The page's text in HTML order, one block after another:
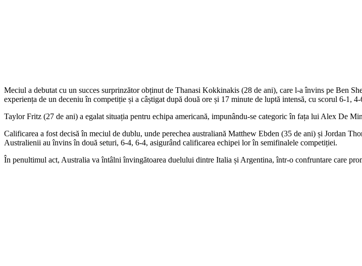
Meciul a debutat cu un succes surprinzător obținut de Thanasi Kokkinakis (28 de ani), care l-a învins pe Ben
experiența de un deceniu în competiție și a câștigat după două ore și 17 minute de luptă intensă, cu scorul 6-1,
Taylor Fritz (27 de ani) a egalat situația pentru echipa americană, impunându-se categoric în fața lui Alex De
Calificarea a fost decisă în meciul de dublu, unde perechea australiană Matthew Ebden (35 de ani) și Jordan
Australienii au învins în două seturi, 6-4, 6-4, asigurând calificarea echipei lor în semifinalele competiției.
În penultimul act, Australia va întâlni învingătoarea duelului dintre Italia și Argentina, într-o confruntare care